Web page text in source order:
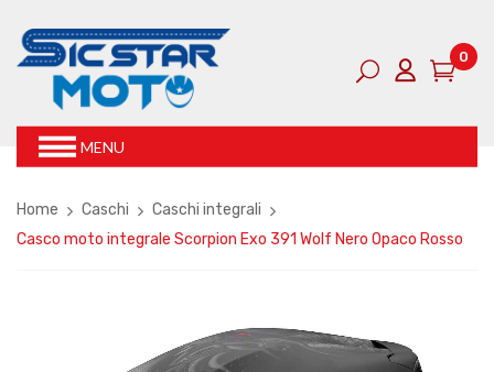
0
MENU
Home Caschi
Caschi integrali
Casco moto integrale Scorpion Exo 391 Wolf Nero Opaco Rosso